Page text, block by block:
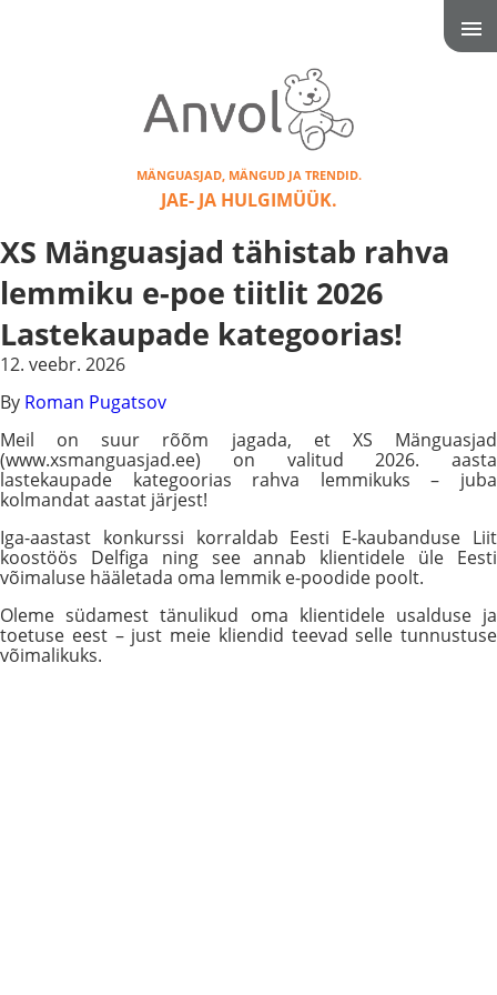
MÄNGUASJAD, MÄNGUD JA TRENDID.
JAE- JA HULGIMÜÜK.
XS Mänguasjad tähistab rahva
lemmiku e-poe tiitlit 2026
Lastekaupade kategoorias!
12. veebr. 2026
By Roman Pugatsov
Meil on suur rõõm jagada, et XS Mänguasjad
(www.xsmanguasjad.ee) on valitud 2026. aasta
lastekaupade kategoorias rahva lemmikuks – juba
kolmandat aastat järjest!
Iga-aastast konkurssi korraldab Eesti E-kaubanduse Liit
koostöös Delfiga ning see annab klientidele üle Eesti
võimaluse hääletada oma lemmik e-poodide poolt.
Oleme südamest tänulikud oma klientidele usalduse ja
toetuse eest – just meie kliendid teevad selle tunnustuse
võimalikuks.